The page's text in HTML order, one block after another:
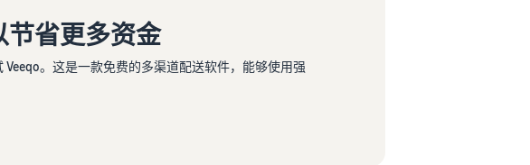
节省更多资金
。这是一款免费的多渠道配送软件，能够使用强